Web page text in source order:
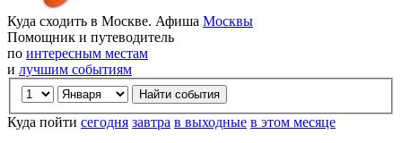
Куда сходить в Москве. Афиша Москвы
Помощник и путеводитель
по интересным местам
и лучшим событиям
Куда пойти сегодня завтра в выходные в этом месяце